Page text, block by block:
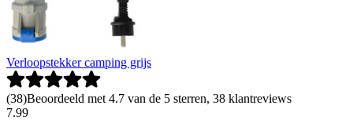
Verloopstekker camping grijs
(38)Beoordeeld met 4.7 van de 5 sterren, 38 klantreviews
7.99